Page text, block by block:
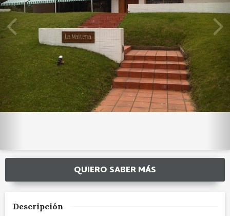
QUIERO SABER MÁS
Descripción